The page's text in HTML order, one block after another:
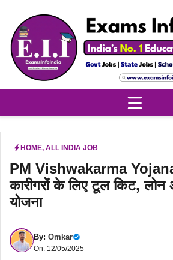
content
HOME, ALL INDIA JOB
PM Vishwakarma
कारीगरों के लिए टूल किट, लोन
योजना
By: Omkar
On: 12/05/2025